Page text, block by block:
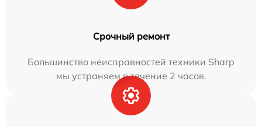
Срочный ремонт
Большинство неисправностей техники Sharp
мы устраняем в течение 2 часов.